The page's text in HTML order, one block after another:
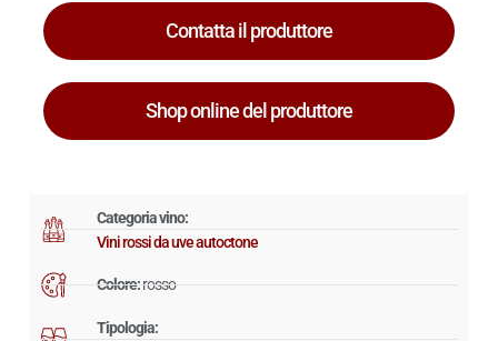
Categoria vino:
Vini rossi da uve autoctone
Colore:rosso
Tipologia:
Contatta il produttore
Shop online del produttore